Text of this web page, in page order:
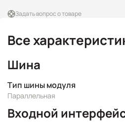
Задать вопрос о товаре
Все
Шина
Тип шины модуля
Параллельная
Входной